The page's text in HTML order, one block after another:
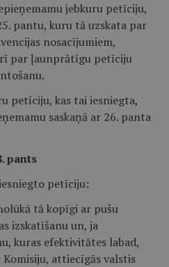
jebkuru petīciju,
pantu, kuru tā uzskata par
nosacījumiem,
par ļaunprātīgu petīciju
petīciju, kas tai iesniegta,
saskaņā ar 26. panta
pants
petīciju:
tā kopīgi ar pušu
izskatīšanu un, ja
kuras efektivitātes labad,
attiecīgās valstis